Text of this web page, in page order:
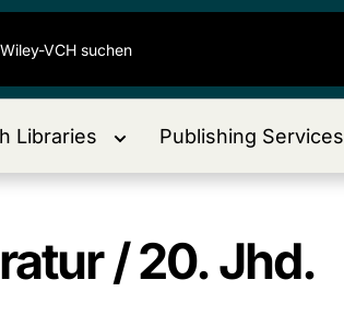
Libraries Publishing Services
/ 20. Jhd.